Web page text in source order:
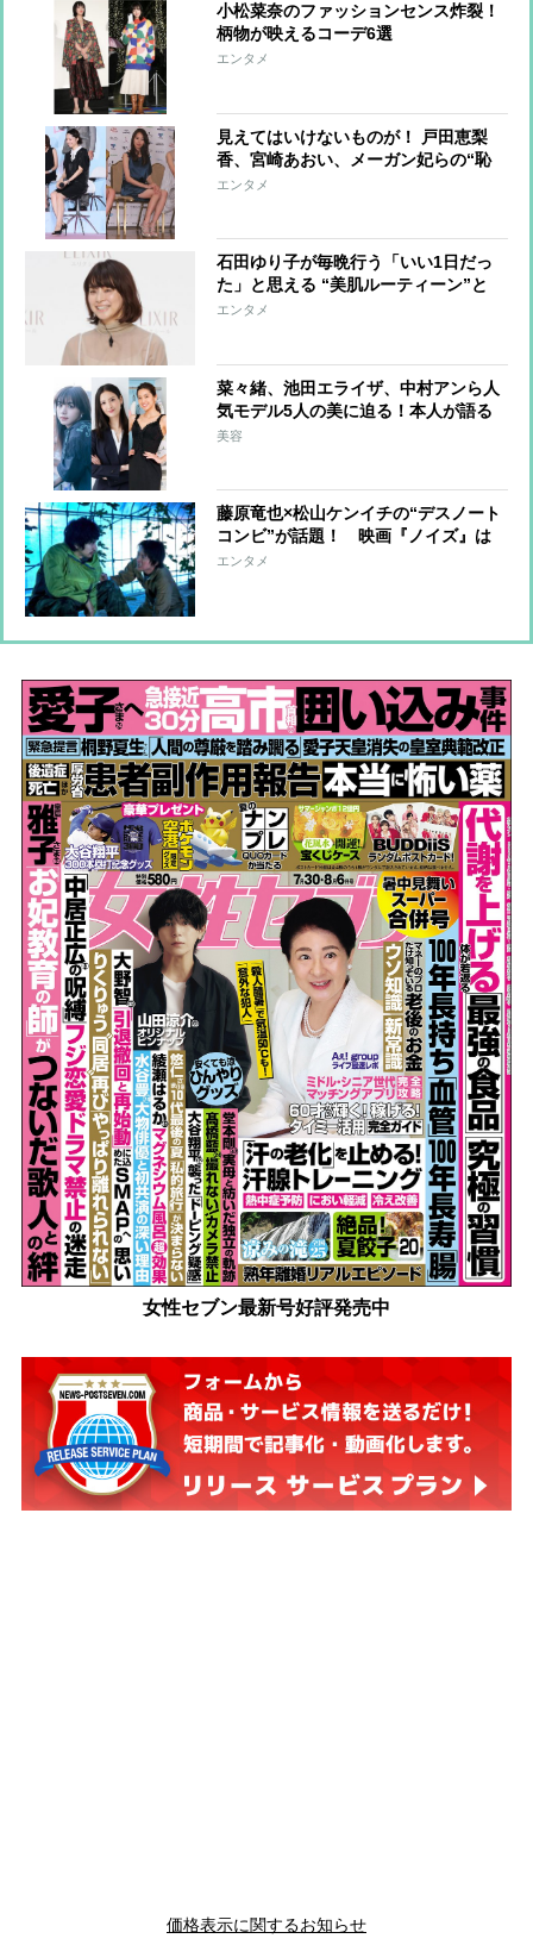
小松菜奈のファッションセンス炸裂！
柄物が映えるコーデ6選
エンタメ
見えてはいけないものが！ 戸田恵梨
香、宮崎あおい、メーガン妃らの“恥
ずかしい”写真
エンタメ
石田ゆり子が毎晩行う「いい1日だっ
た」と思える “美肌ルーティーン”と
は？
エンタメ
菜々緒、池田エライザ、中村アンら人
気モデル5人の美に迫る！本人が語る
私生活のヒミツ
美容
藤原竜也×松山ケンイチの“デスノート
コンビ”が話題！ 映画『ノイズ』は
人間の本質をあぶり出した濃密なサス
エンタメ
女性セブン最新号好評発売中
価格表示に関するお知らせ